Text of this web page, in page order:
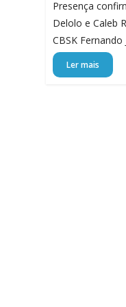
Presença
Delolo e Caleb
CBSK Fernando
Ler mais